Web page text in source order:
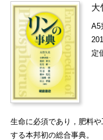
大
A5
定
生命に必須であり，肥料
する本邦初の総合事典。